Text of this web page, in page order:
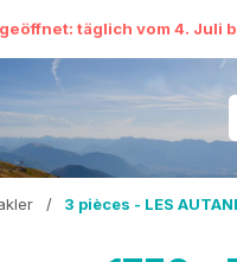
täglich vom 4. Juli
/ 3 pièces - LES